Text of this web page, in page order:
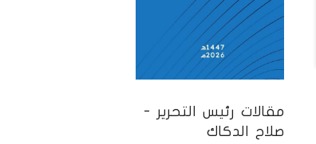
مقالات رئيس التحرير -
صلاح الدكاك